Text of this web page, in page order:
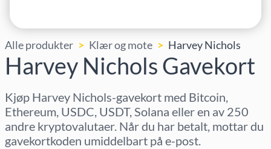
Alle produkter Klær og mote Harvey Nichols
Harvey Nichols Gavekort
Kjøp Harvey Nichols-gavekort med Bitcoin,
Ethereum, USDC, USDT, Solana eller en av 250
andre kryptovalutaer. Når du har betalt, mottar du
gavekortkoden umiddelbart på e-post.